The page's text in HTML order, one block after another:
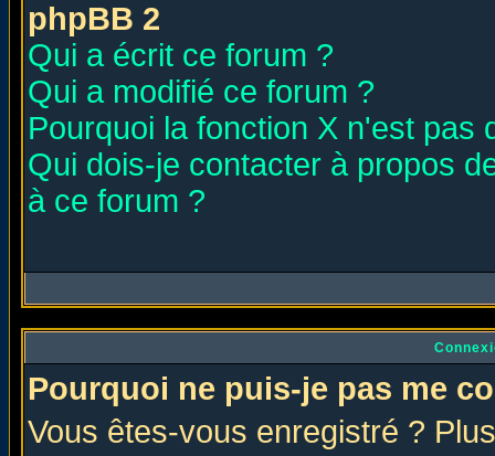
phpBB 2
Qui a écrit ce forum ?
Qui a modifié ce forum ?
Pourquoi la fonction X n'est pas
Qui dois-je contacter à propos
à ce forum ?
Pourquoi ne puis-je pas me
Vous êtes-vous enregistré ?